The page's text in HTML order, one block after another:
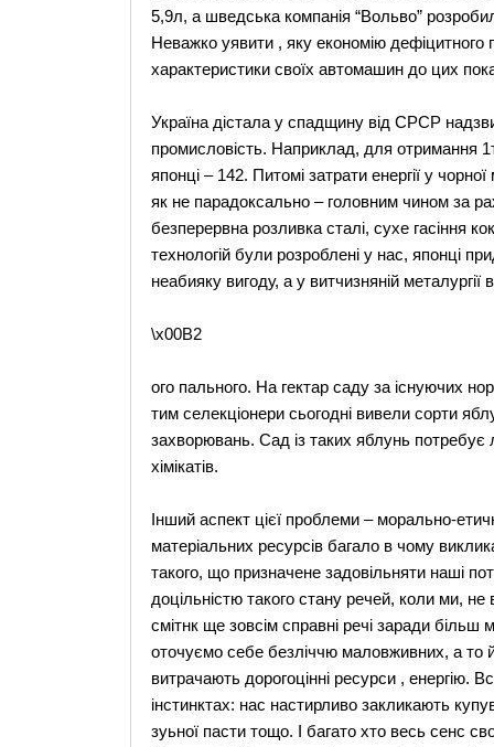
5,9л, а шведська компанія “Вольво”
Неважко уявити , яку економію
характеристики своїх автомашин до цих
Україна дістала у спадщину від СРСР
промисловість. Наприклад, для отримання
японці – 142. Питомі затрати енергії у
як не парадоксально – головним чином за
безперервна розливка сталі, сухе гасіння
технологій були розроблені у нас, японці
неабияку вигоду, а у витчизняній
\x00B2
ого пального. На гектар саду за існуючих
тим селекціонери сьогодні вивели сорти
захворювань. Сад із таких яблунь
хімікатів.
Інший аспект цієї проблеми – морально-
матеріальних ресурсів багало в чому
такого, що призначене задовільняти наші
доцільністю такого стану речей, коли ми,
смітнк ще зовсім справні речі заради
оточуємо себе безліччю маловживних, а то
витрачають дорогоцінні ресурси ,
інстинктах: нас настирливо закликають
зуьної пасти тощо. І багато хто весь сенс